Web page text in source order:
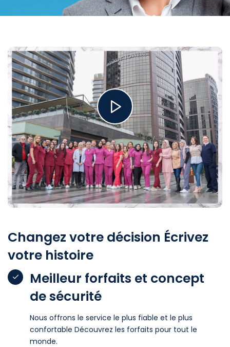
Changez votre décision Écrivez
votre histoire
Meilleur forfaits et concept
de sécurité
Nous offrons le service le plus fiable et le plus
confortable Découvrez les forfaits pour tout le
monde.